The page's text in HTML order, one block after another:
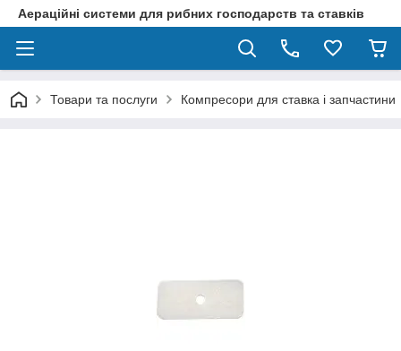
Аераційні системи для рибних господарств та ставків
Товари та послуги Компресори для ставка і запчастини